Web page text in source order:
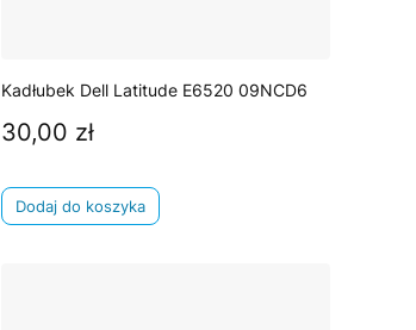
Kadłubek Dell Latitude E6520 09NCD6
Cena
30,00 zł
Dodaj do koszyka